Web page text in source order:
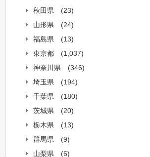
秋田県
(23)
山形県
(24)
福島県
(13)
東京都
(1,037)
神奈川県
(346)
埼玉県
(194)
千葉県
(180)
茨城県
(20)
栃木県
(13)
群馬県
(9)
山梨県
(6)